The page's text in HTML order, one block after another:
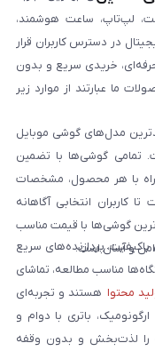
لپ‌تاپ، ساعت هوشمند،
در دسترس کاربران قرار
خریدی سریع و بدون
ما عبارتند از موارد زیر
مدل‌های گوشی موبایل
تمامی گوشی‌ها با تضمین
با هر محصول، مشخصات
کاربران انتخابی آگاهانه
گوشی‌ها با قیمت مناسب
امن و آسان است.پردازنده‌های سریع
مناسب مطالعه، تماشای
محتوا هستند و تجربه‌ای
باتری با دوام و
را لذت‌بخش و بدون وقفه